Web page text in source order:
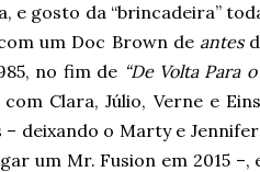
e gosto da “brincadeira”
um Doc Brown de antes
no fim de “De Volta Para
Clara, Júlio, Verne e
– deixando o Marty e
um Mr. Fusion em 2015